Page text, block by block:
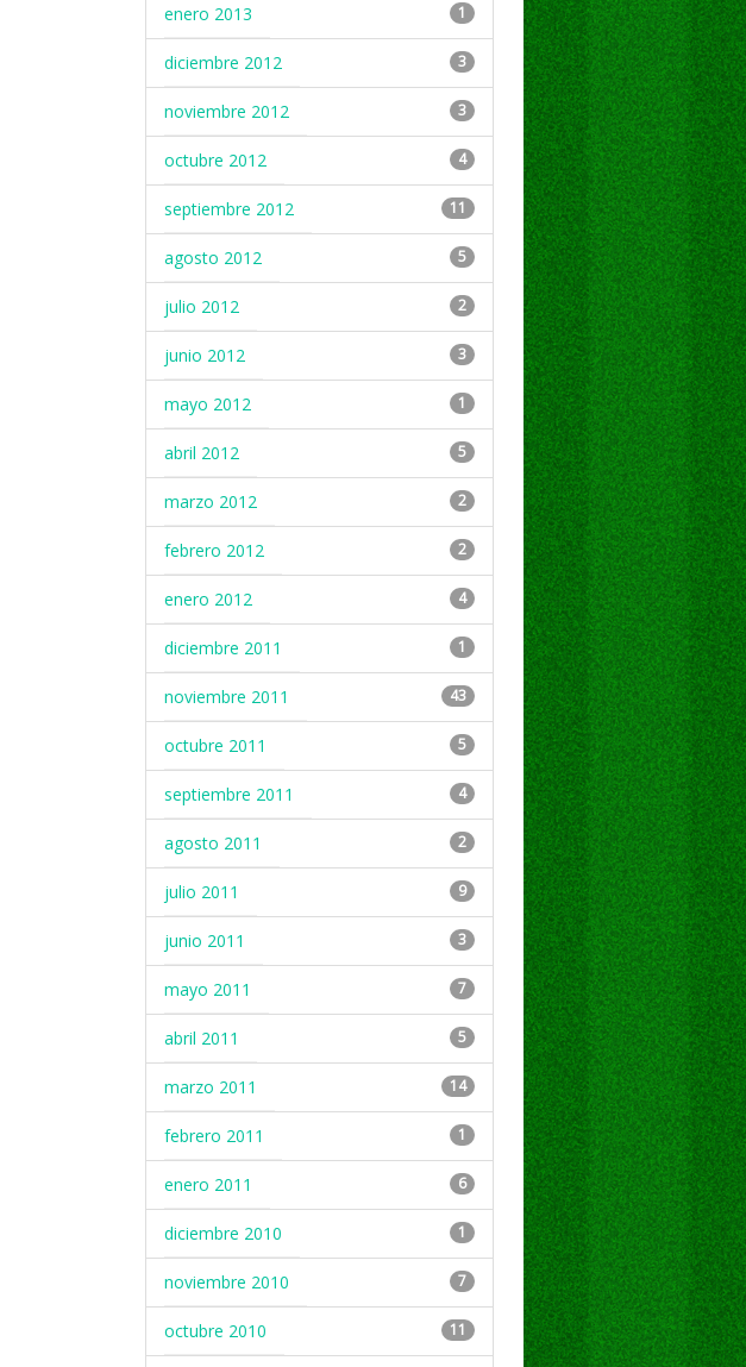
enero 2013 1
diciembre 2012 3
noviembre 2012 3
octubre 2012 4
septiembre 2012 11
agosto 2012 5
julio 2012 2
junio 2012 3
mayo 2012 1
abril 2012 5
marzo 2012 2
febrero 2012 2
enero 2012 4
diciembre 2011 1
noviembre 2011 43
octubre 2011 5
septiembre 2011 4
agosto 2011 2
julio 2011 9
junio 2011 3
mayo 2011 7
abril 2011 5
marzo 2011 14
febrero 2011 1
enero 2011 6
diciembre 2010 1
noviembre 2010 7
octubre 2010 11